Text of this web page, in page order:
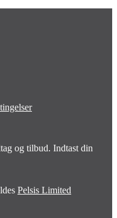
og tilbud. Indtast din
Pelsis Limited